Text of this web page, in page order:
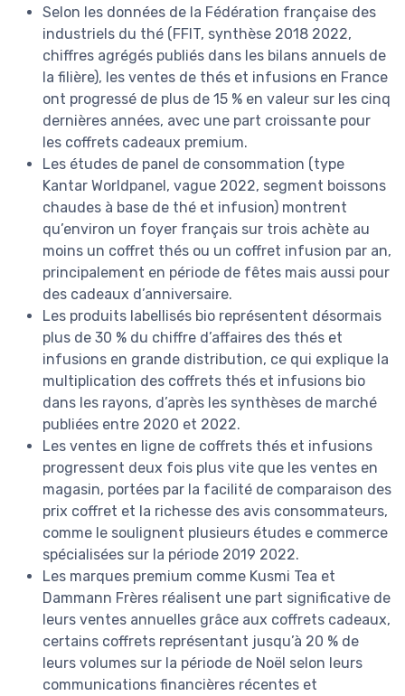
Selon les données de la Fédération française des
industriels du thé (FFIT, synthèse 2018 2022,
chiffres agrégés publiés dans les bilans annuels de
la filière), les ventes de thés et infusions en France
ont progressé de plus de 15 % en valeur sur les cinq
dernières années, avec une part croissante pour
les coffrets cadeaux premium.
Les études de panel de consommation (type
Kantar Worldpanel, vague 2022, segment boissons
chaudes à base de thé et infusion) montrent
qu’environ un foyer français sur trois achète au
moins un coffret thés ou un coffret infusion par an,
principalement en période de fêtes mais aussi pour
des cadeaux d’anniversaire.
Les produits labellisés bio représentent désormais
plus de 30 % du chiffre d’affaires des thés et
infusions en grande distribution, ce qui explique la
multiplication des coffrets thés et infusions bio
dans les rayons, d’après les synthèses de marché
publiées entre 2020 et 2022.
Les ventes en ligne de coffrets thés et infusions
progressent deux fois plus vite que les ventes en
magasin, portées par la facilité de comparaison des
prix coffret et la richesse des avis consommateurs,
comme le soulignent plusieurs études e commerce
spécialisées sur la période 2019 2022.
Les marques premium comme Kusmi Tea et
Dammann Frères réalisent une part significative de
leurs ventes annuelles grâce aux coffrets cadeaux,
certains coffrets représentant jusqu’à 20 % de
leurs volumes sur la période de Noël selon leurs
communications financières récentes et